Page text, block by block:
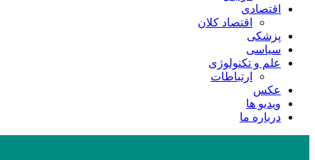
اقتصادی
اقتصاد کلان
پزشکی
سیاسی
علم و تکنولوژی
ارتباطات
عکس
ویدیو ها
درباره ما